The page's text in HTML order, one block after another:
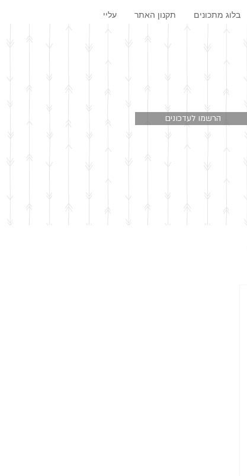
בלוג מתכונים תקנון האתר עליי
הרשמו לעדכונים